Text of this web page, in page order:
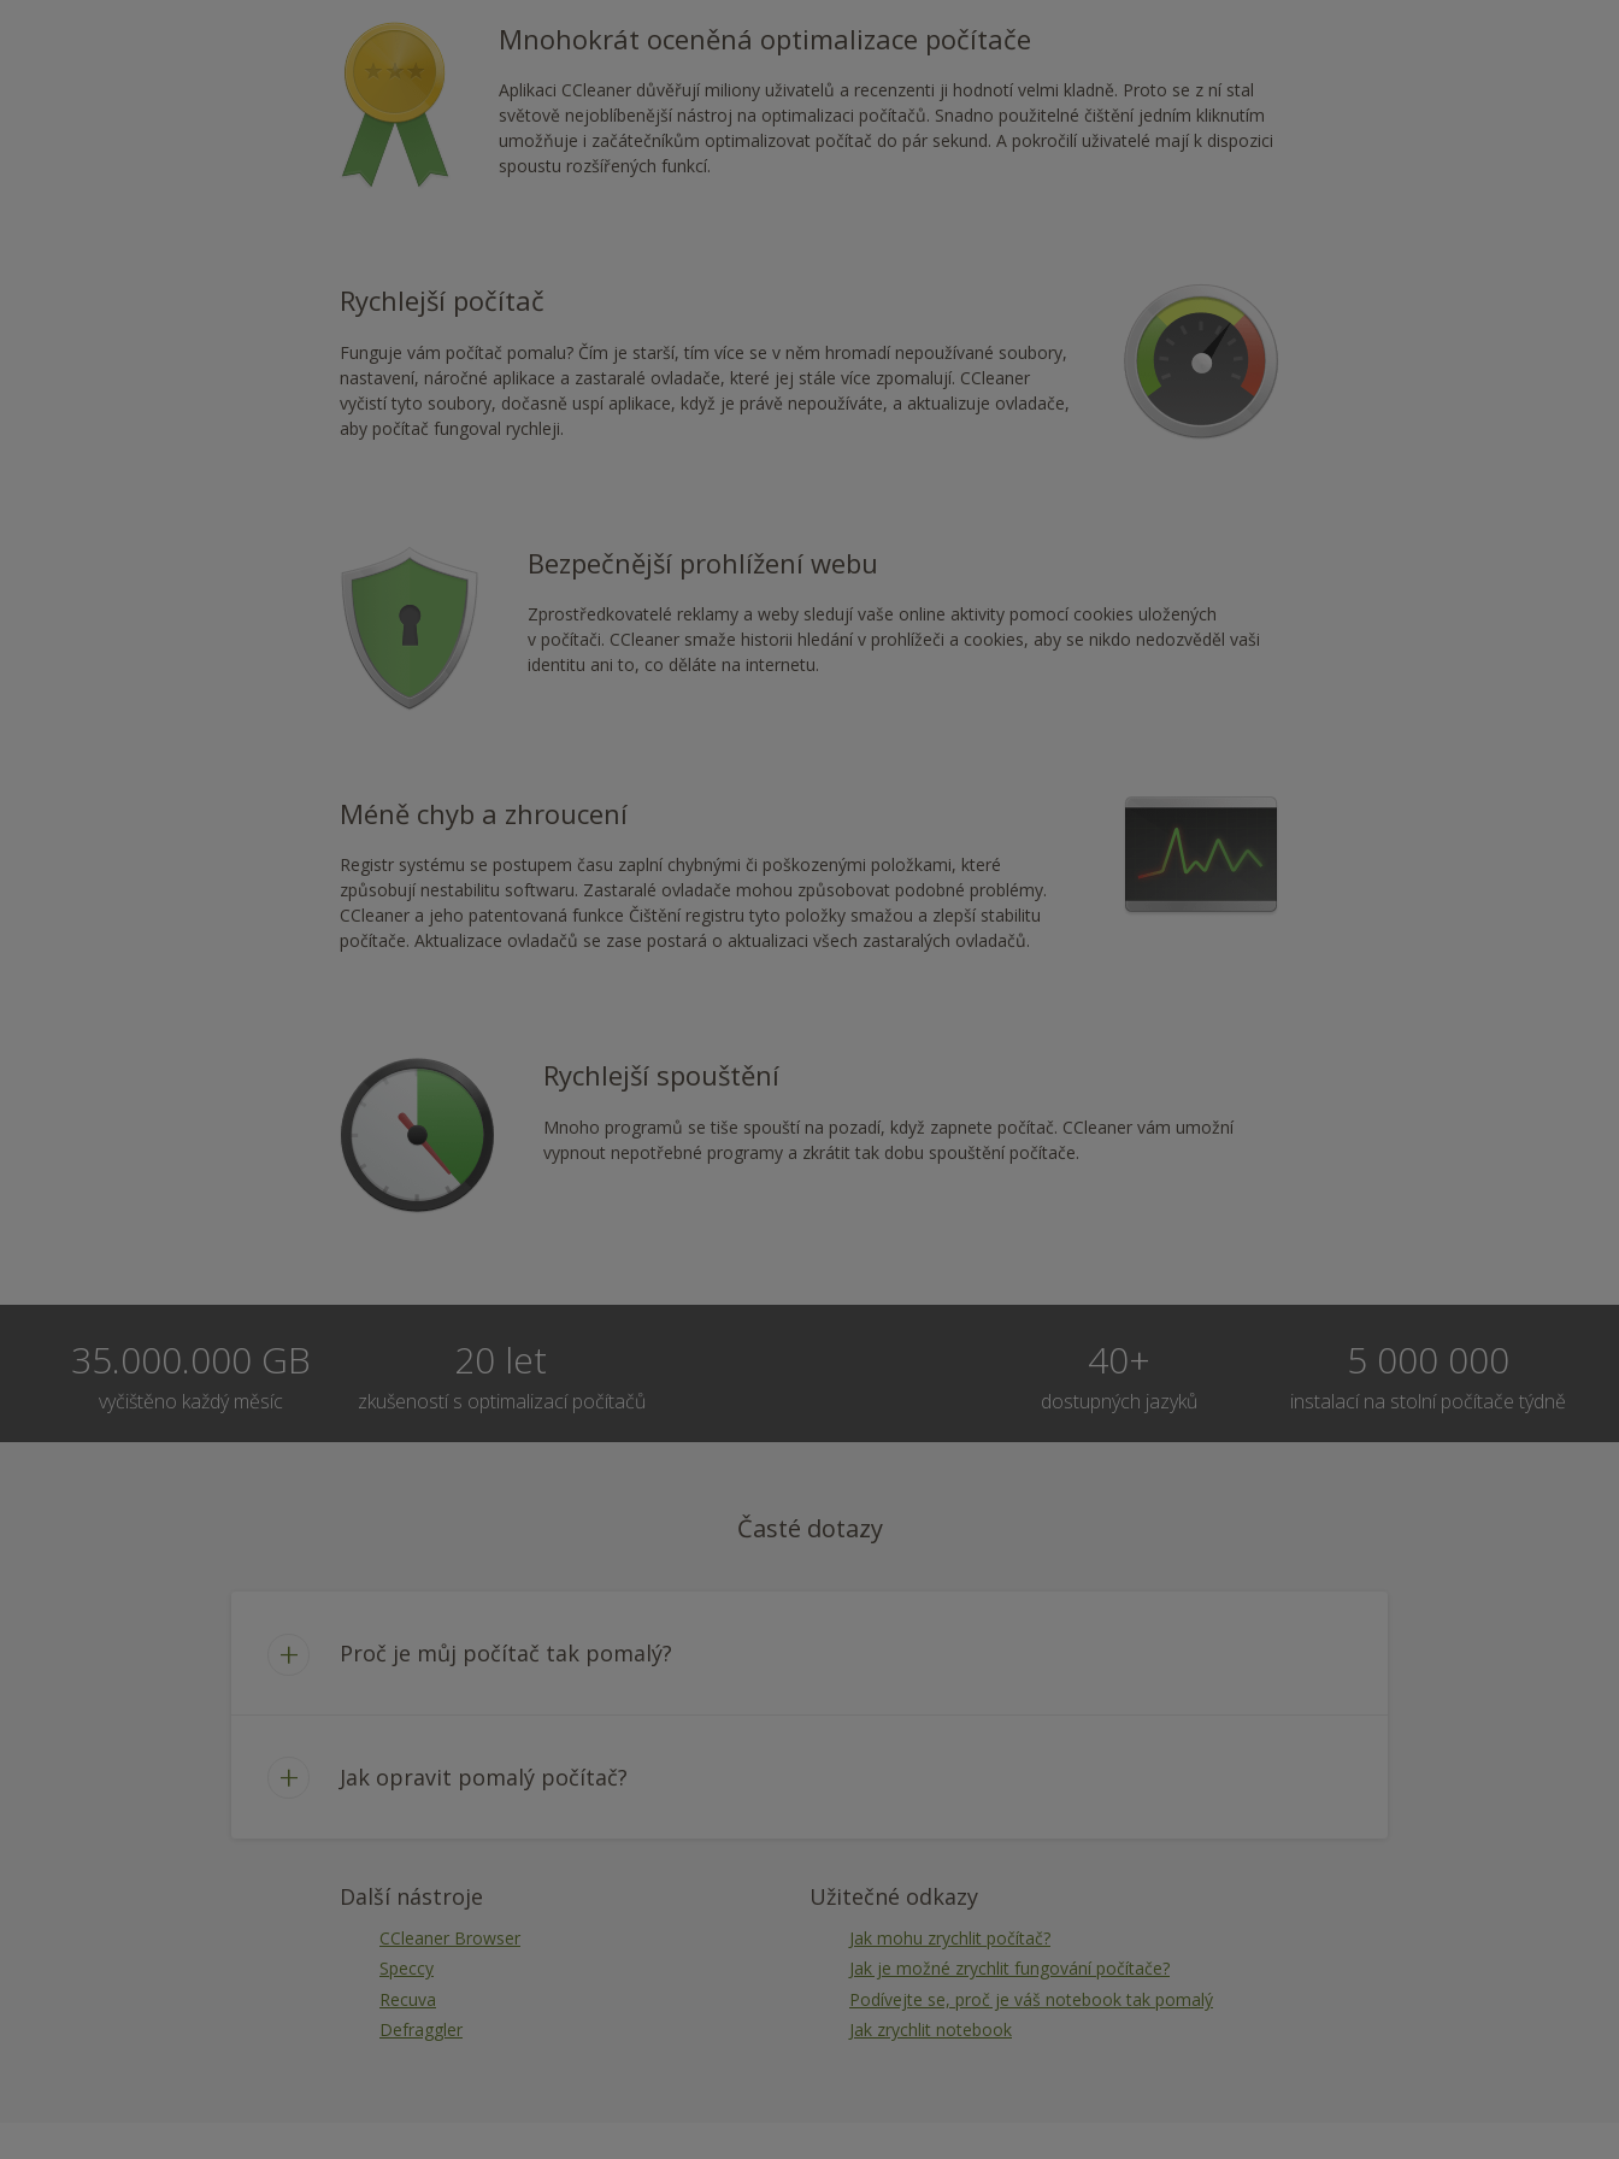
Mnohokrát oceněná optimalizace počítače
Aplikaci CCleaner důvěřují miliony uživatelů a recenzenti ji hodnotí velmi kladně. Proto se z ní stal
světově nejoblíbenější nástroj na optimalizaci počítačů. Snadno použitelné čištění jedním kliknutím
umožňuje i začátečníkům optimalizovat počítač do pár sekund. A pokročilí uživatelé mají k dispozici
spoustu rozšířených funkcí.
Rychlejší počítač
Funguje vám počítač pomalu? Čím je starší, tím více se v něm hromadí nepoužívané soubory,
nastavení, náročné aplikace a zastaralé ovladače, které jej stále více zpomalují. CCleaner
vyčistí tyto soubory, dočasně uspí aplikace, když je právě nepoužíváte, a aktualizuje ovladače,
aby počítač fungoval rychleji.
Bezpečnější prohlížení webu
Zprostředkovatelé reklamy a weby sledují vaše online aktivity pomocí cookies uložených
v počítači. CCleaner smaže historii hledání v prohlížeči a cookies, aby se nikdo nedozvěděl vaši
identitu ani to, co děláte na internetu.
Méně chyb a zhroucení
Registr systému se postupem času zaplní chybnými či poškozenými položkami, které
způsobují nestabilitu softwaru. Zastaralé ovladače mohou způsobovat podobné problémy.
CCleaner a jeho patentovaná funkce Čištění registru tyto položky smažou a zlepší stabilitu
počítače. Aktualizace ovladačů se zase postará o aktualizaci všech zastaralých ovladačů.
Rychlejší spouštění
Mnoho programů se tiše spouští na pozadí, když zapnete počítač. CCleaner vám umožní
vypnout nepotřebné programy a zkrátit tak dobu spouštění počítače.
35.000.000 GB
vyčištěno každý měsíc
20 let
zkušeností s optimalizací počítačů
40+
dostupných jazyků
5 000 000
instalací na stolní počítače týdně
Časté dotazy
Proč je můj počítač tak pomalý?
Jak opravit pomalý počítač?
Další nástroje
CCleaner Browser
Speccy
Recuva
Defraggler
Užitečné odkazy
Jak mohu zrychlit počítač?
Jak je možné zrychlit fungování počítače?
Podívejte se, proč je váš notebook tak pomalý
Jak zrychlit notebook